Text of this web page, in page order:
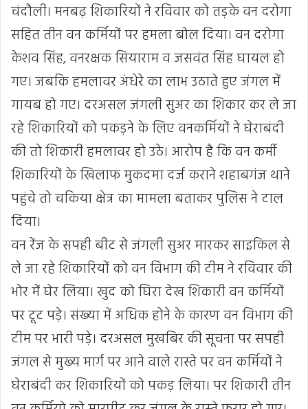
चंदौली। मनबढ़ शिकारियों ने रविवार को तड़के वन दरोगा
सहित तीन वन कर्मियों पर हमला बोल दिया। वन दरोगा
केशव सिंह, वनरक्षक सियाराम व जसवंत सिंह घायल हो
गए। जबकि हमलावर अंधेरे का लाभ उठाते हुए जंगल में
गायब हो गए। दरअसल जंगली सुअर का शिकार कर ले जा
रहे शिकारियों को पकड़ने के लिए वनकर्मियों ने घेराबंदी
की तो शिकारी हमलावर हो उठे। आरोप है कि वन कर्मी
शिकारियों के खिलाफ मुकदमा दर्ज कराने शहाबगंज थाने
पहुंचे तो चकिया क्षेत्र का मामला बताकर पुलिस ने टाल
दिया।
वन रेंज के सपही बीट से जंगली सुअर मारकर साइकिल से
ले जा रहे शिकारियों को वन विभाग की टीम ने रविवार की
भोर में घेर लिया। खुद को घिरा देख शिकारी वन कर्मियों
पर टूट पड़े। संख्या में अधिक होने के कारण वन विभाग की
टीम पर भारी पड़े। दरअसल मुखबिर की सूचना पर सपही
जंगल से मुख्य मार्ग पर आने वाले रास्ते पर वन कर्मियों ने
घेराबंदी कर शिकारियों को पकड़ लिया। पर शिकारी तीन